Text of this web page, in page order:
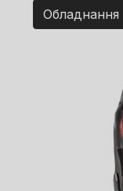
Обладнання